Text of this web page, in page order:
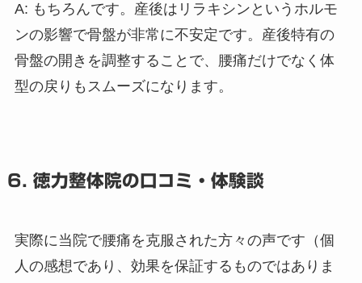
A: もちろんです。産後はリラキシンというホルモ
ンの影響で骨盤が非常に不安定です。産後特有の
骨盤の開きを調整することで、腰痛だけでなく体
型の戻りもスムーズになります。
6. 徳力整体院の口コミ・体験談
実際に当院で腰痛を克服された方々の声です（個
人の感想であり、効果を保証するものではありま